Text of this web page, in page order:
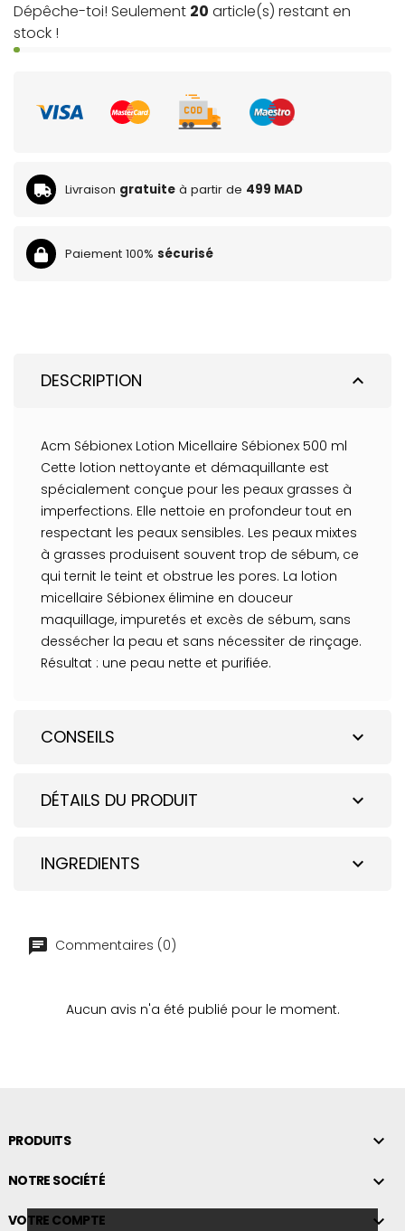
Dépêche-toi! Seulement 20 article(s) restant en
stock !
Livraison gratuite à partir de 499 MAD
Paiement 100% sécurisé
expand_less
DESCRIPTION
Acm Sébionex Lotion Micellaire Sébionex 500 ml
Cette lotion nettoyante et démaquillante est
spécialement conçue pour les peaux grasses à
imperfections. Elle nettoie en profondeur tout en
respectant les peaux sensibles. Les peaux mixtes
à grasses produisent souvent trop de sébum, ce
qui ternit le teint et obstrue les pores. La lotion
micellaire Sébionex élimine en douceur
maquillage, impuretés et excès de sébum, sans
dessécher la peau et sans nécessiter de rinçage.
Résultat : une peau nette et purifiée.
expand_more
CONSEILS
expand_more
DÉTAILS DU PRODUIT
expand_more
INGREDIENTS
Commentaires (0)
Aucun avis n'a été publié pour le moment.
PRODUITS 
NOTRE SOCIÉTÉ 
VOTRE COMPTE 